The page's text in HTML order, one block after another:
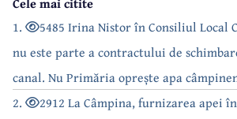
1.
5485 Irina Nistor în Consiliul Local
nu este parte a contractului de
canal. Nu Primăria oprește apa
2.
2912 La Câmpina, furnizarea apei